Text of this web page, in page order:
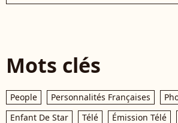
Mots clés
People Personnalités Françaises
Enfant De Star
Télé Émission Télé